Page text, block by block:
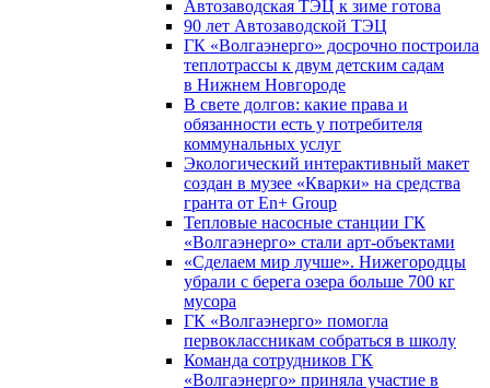
Автозаводская ТЭЦ к зиме готова
90 лет Автозаводской ТЭЦ
ГК «Волгаэнерго» досрочно построила
теплотрассы к двум детским садам
в Нижнем Новгороде
В свете долгов: какие права и
обязанности есть у потребителя
коммунальных услуг
Экологический интерактивный макет
создан в музее «Кварки» на средства
гранта от En+ Group
Тепловые насосные станции ГК
«Волгаэнерго» стали арт-объектами
«Сделаем мир лучше». Нижегородцы
убрали с берега озера больше 700 кг
мусора
ГК «Волгаэнерго» помогла
первоклассникам собраться в школу
Команда сотрудников ГК
«Волгаэнерго» приняла участие в